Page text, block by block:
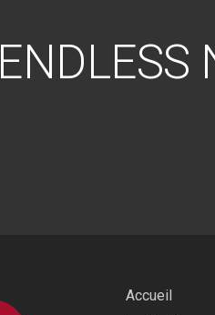
ENDLESS
Accueil